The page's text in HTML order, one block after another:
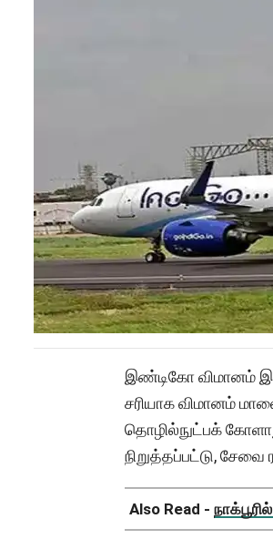
இண்டிகோ விமானம்
சரியாக விமானம்
தொழில்நுட்பக்
நிறுத்தப்பட்டு,
Also Read -